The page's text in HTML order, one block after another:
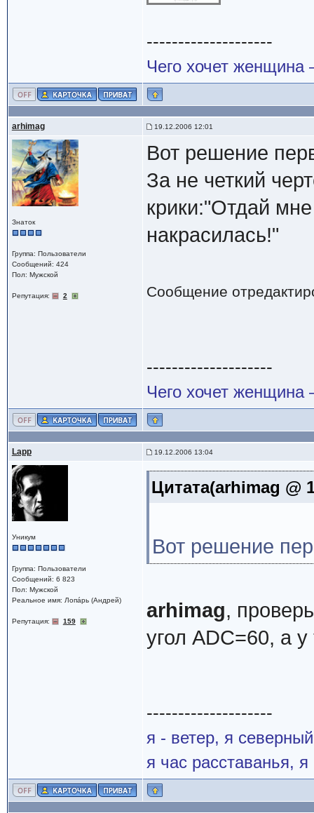
--------------------
Чего хочет женщина
arhimag 19.12.2006 12:01
Знаток
Группа: Пользователи
Сообщений: 424
Пол: Мужской
Репутация: 2
Вот решение
За не четкий
крики:"Отдай
накрасилась!"
Сообщение
--------------------
Чего хочет женщина
Lapp 19.12.2006 13:04
Уникум
Группа: Пользователи
Сообщений: 6 823
Пол: Мужской
Реальное имя: Лопáрь (Андрей)
Репутация: 159
Цитата(arhimag @
Вот решение
arhimag,
угол ADC=60, а
--------------------
я - ветер, я
я час расставанья,